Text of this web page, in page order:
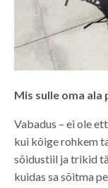
Mis sulle oma ala
Vabadus – ei ole
kui kõige rohkem
sõidustiil ja trikid
kuidas sa sõitma